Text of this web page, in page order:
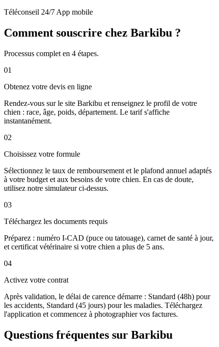
Téléconseil 24/7 App mobile
Comment souscrire chez Barkibu ?
Processus complet en 4 étapes.
01
Obtenez votre devis en ligne
Rendez-vous sur le site Barkibu et renseignez le profil de votre
chien : race, âge, poids, département. Le tarif s'affiche
instantanément.
02
Choisissez votre formule
Sélectionnez le taux de remboursement et le plafond annuel adaptés
à votre budget et aux besoins de votre chien. En cas de doute,
utilisez notre simulateur ci-dessus.
03
Téléchargez les documents requis
Préparez : numéro I-CAD (puce ou tatouage), carnet de santé à jour,
et certificat vétérinaire si votre chien a plus de 5 ans.
04
Activez votre contrat
Après validation, le délai de carence démarre : Standard (48h) pour
les accidents, Standard (45 jours) pour les maladies. Téléchargez
l'application et commencez à photographier vos factures.
Questions fréquentes sur Barkibu